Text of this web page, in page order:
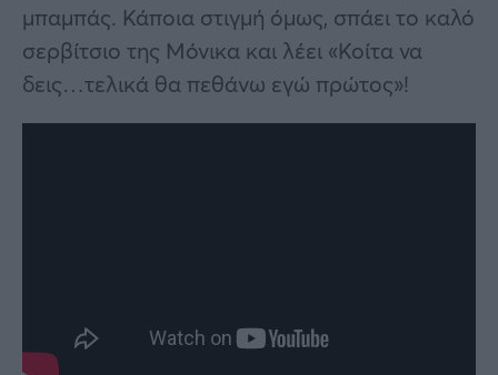
μπαμπάς. Κάποια στιγμή όμως, σπάει το καλό
σερβίτσιο της Μόνικα και λέει «Κοίτα να
δεις…τελικά θα πεθάνω εγώ πρώτος»!